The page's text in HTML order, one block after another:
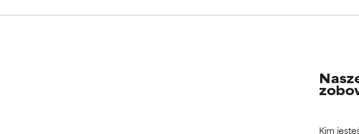
Nie oceniliśmy jeszcze tego
Nie oceniliśmy jeszcze tego
Kim